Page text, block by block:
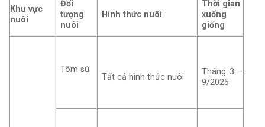
Khu vực
nuôi
Đối
tượng
nuôi
Hình thức nuôi
Thời gian
xuống
giống
Tôm sú
Tất cả hình thức nuôi
Tháng 3 –
9/2025